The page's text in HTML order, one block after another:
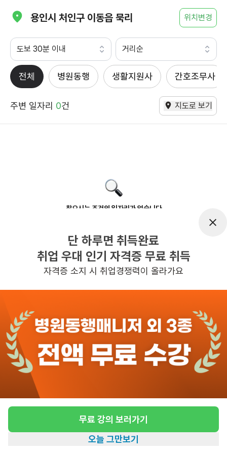
용인시 처인구 이동읍 묵리 위치변경
도보 30분 이내 거리순
전체 병원동행 생활지원사 간호조무사
주변 일자리 0건 지도로 보기
찾으시는 조건의 일자리가 없습니다
반경 3KM 이내의 일자리 확인하기
단 하루면 취득완료
취업 우대 인기 자격증 무료 취득
자격증 소지 시 취업경쟁력이 올라가요
무료 강의 보러가기
오늘 그만보기